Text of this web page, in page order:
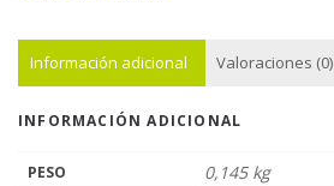
Información adicional Valoraciones (0)
INFORMACIÓN ADICIONAL
PESO 0,145 kg